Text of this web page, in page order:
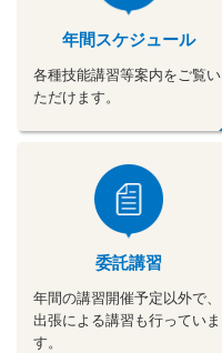
年間スケジュール
各種技能講習等案内をご覧い
ただけます。
委託講習
年間の講習開催予定以外で、
出張による講習も行っていま
す。